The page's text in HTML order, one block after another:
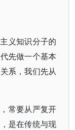
义知识分子的
先做一个基本
系，我们先从
常要从严复开
是在传统与现